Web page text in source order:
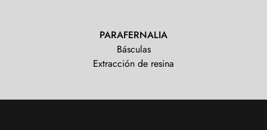
PARAFERNALIA
Básculas
Extracción de resina